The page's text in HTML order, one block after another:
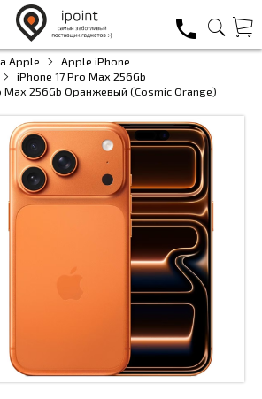
Apple
Apple iPhone
iPhone 17 Pro Max 256Gb
Max 256Gb Оранжевый (Cosmic Orange)